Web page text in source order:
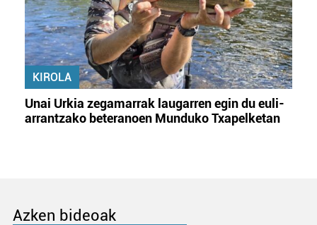
KIROLA
Unai Urkia zegamarrak laugarren egin du euli-
arrantzako beteranoen Munduko Txapelketan
Azken bideoak